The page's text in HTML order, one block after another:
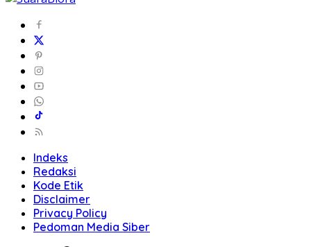
Indeks
Redaksi
Kode Etik
Disclaimer
Privacy Policy
Pedoman Media Siber